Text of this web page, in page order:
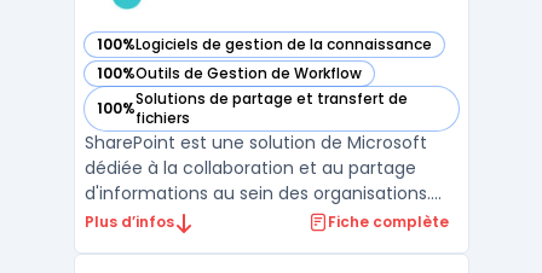
100%Logiciels de gestion de la connaissance
— voir Microsoft SharePoint dans cette catégorie
100%Outils de Gestion de Workflow
— voir Microsoft SharePoint dans cette catégorie
100%Solutions de partage et transfert de
fichiers
— voir Microsoft SharePoint dans cette catégorie
SharePoint est une solution de Microsoft
dédiée à la collaboration et au partage
d'informations au sein des organisations.
Elle permet de créer des sites d'équipe
Plus d’infos Fiche complète